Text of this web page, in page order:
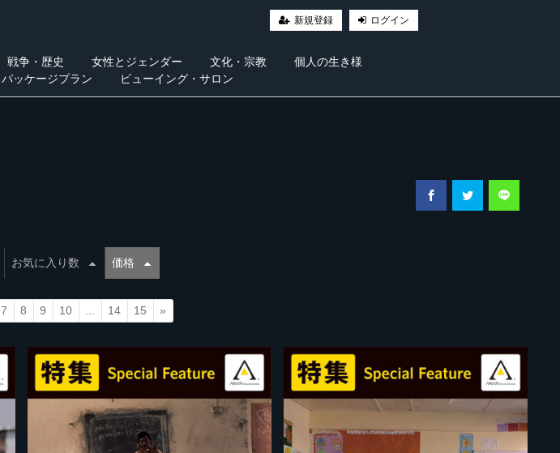
新規登録 ログイン
戦争・歴史 女性とジェンダー 文化・宗教
個人の生き様
パッケージプラン ビューイング・サロン
お気に入り数 価格
7 8 9 10 14 15 »